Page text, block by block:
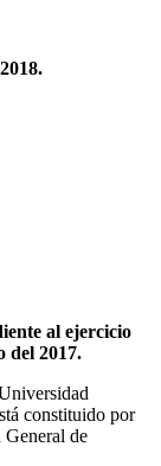
al ejercicio
del 2017.
constituido por
de